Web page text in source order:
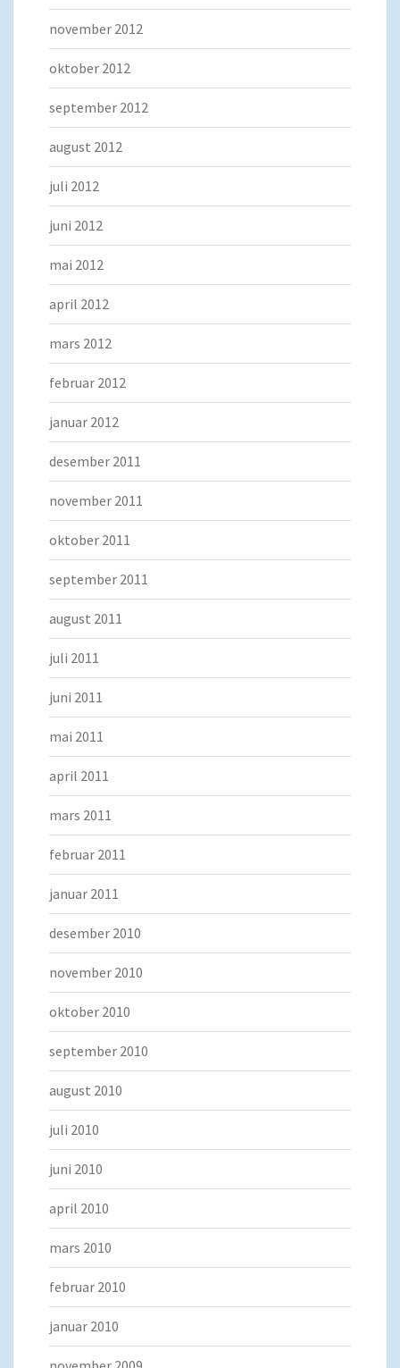
november 2012
oktober 2012
september 2012
august 2012
juli 2012
juni 2012
mai 2012
april 2012
mars 2012
februar 2012
januar 2012
desember 2011
november 2011
oktober 2011
september 2011
august 2011
juli 2011
juni 2011
mai 2011
april 2011
mars 2011
februar 2011
januar 2011
desember 2010
november 2010
oktober 2010
september 2010
august 2010
juli 2010
juni 2010
april 2010
mars 2010
februar 2010
januar 2010